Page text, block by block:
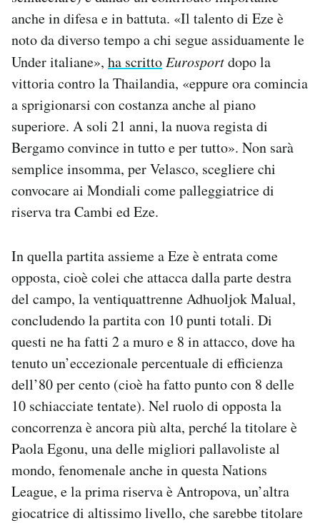
anche in difesa e in battuta. «Il talento di Eze è
noto da diverso tempo a chi segue assiduamente le
Under italiane», ha scritto Eurosportdopo la
vittoria contro la Thailandia, «eppure ora comincia
a sprigionarsi con costanza anche al piano
superiore. A soli 21 anni, la nuova regista di
Bergamo convince in tutto e per tutto». Non sarà
semplice insomma, per Velasco, scegliere chi
convocare ai Mondiali come palleggiatrice di
riserva tra Cambi ed Eze.
In quella partita assieme a Eze è entrata come
opposta, cioè colei che attacca dalla parte destra
del campo, la ventiquattrenne Adhuoljok Malual,
concludendo la partita con 10 punti totali. Di
questi ne ha fatti 2 a muro e 8 in attacco, dove ha
tenuto un’eccezionale percentuale di efficienza
dell’80 per cento (cioè ha fatto punto con 8 delle
10 schiacciate tentate). Nel ruolo di opposta la
concorrenza è ancora più alta, perché la titolare è
Paola Egonu, una delle migliori pallavoliste al
mondo, fenomenale anche in questa Nations
League, e la prima riserva è Antropova, un’altra
giocatrice di altissimo livello, che sarebbe titolare